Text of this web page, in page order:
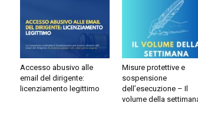
Accesso abusivo alle
email del dirigente:
licenziamento legittimo
Misure protettive e
sospensione
dell’esecuzione – Il
volume della settimana